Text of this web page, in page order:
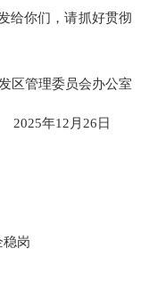
给你们，请抓好贯彻
管理委员会办公室
年12月26日
稳岗